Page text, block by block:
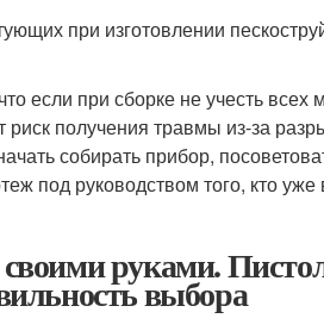
при изготовлении
если при сборке не учесть
риск получения травмы из-за
собирать прибор,
под руководством того, кто
руками.
выбора